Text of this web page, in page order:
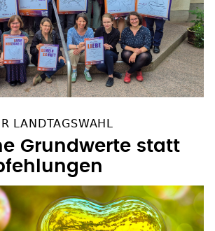
LANDTAGSWAHL
Grundwerte statt